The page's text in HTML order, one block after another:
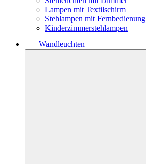
Lampen mit Textilschirm
Stehlampen mit Fernbedienung
Kinderzimmerstehlampen
Wandleuchten